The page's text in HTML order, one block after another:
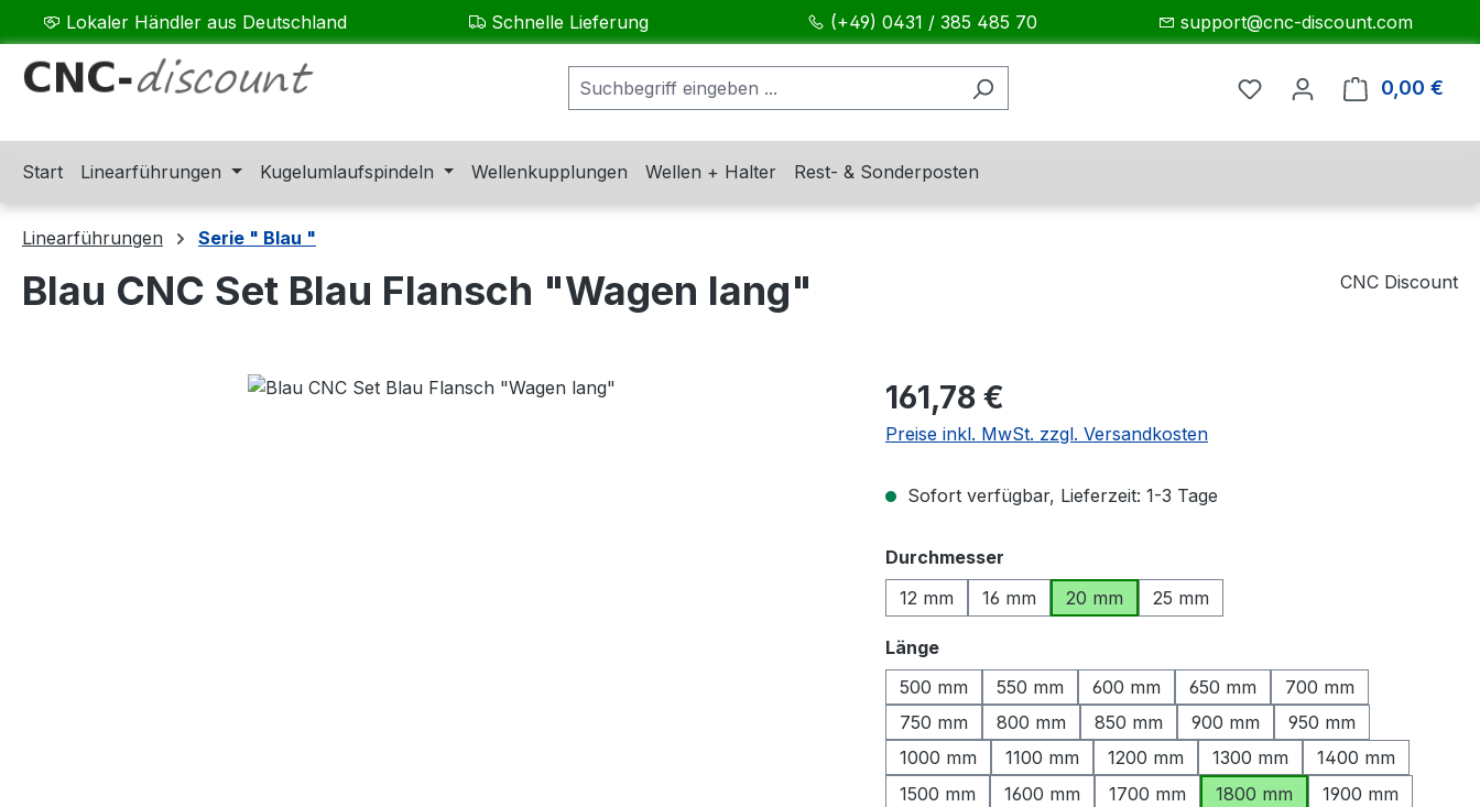
Hauptinhalt springen
Zur Suche springen
Zur Hauptnavigation springen
Lokaler Händler aus Deutschland Schnelle Lieferung (+49) 0431 / 385 485 70 support@cnc-discount.com
0,00 €
Start Linearführungen Kugelumlaufspindeln Wellenkupplungen Wellen + Halter Rest- & Sonderposten
Linearführungen Serie " Blau "
Blau CNC Set Blau Flansch "Wagen lang" CNC Discount
Regulärer Preis:
161,78 €
Preise inkl. MwSt. zzgl. Versandkosten
Sofort verfügbar, Lieferzeit: 1-3 Tage
Durchmesser
12 mm
16 mm 20 mm 25 mm
Längeauswählen
500 mm
550 mm 600 mm 650 mm
700 mm
750 mm
800 mm 850 mm 900 mm
950 mm
1000 mm
1100 mm 1200 mm 1300 mm
1400 mm
1500 mm
1600 mm 1700 mm 1800 mm
1900 mm